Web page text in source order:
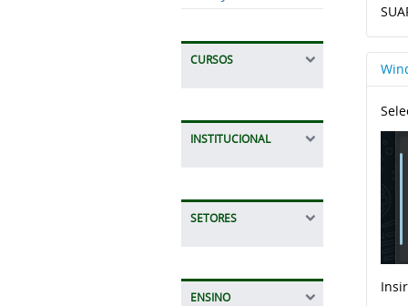
CURSOS
INSTITUCIONAL
SETORES
ENSINO